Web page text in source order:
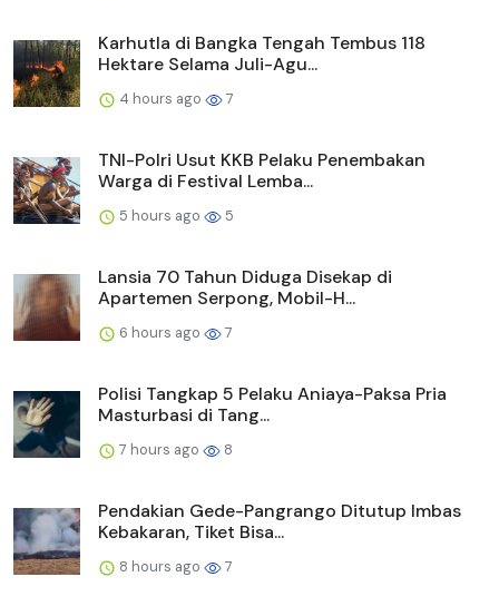
Karhutla di Bangka Tengah Tembus 118
Hektare Selama Juli-Agu...
4 hours ago 7
TNI-Polri Usut KKB Pelaku Penembakan
Warga di Festival Lemba...
5 hours ago 5
Lansia 70 Tahun Diduga Disekap di
Apartemen Serpong, Mobil-H...
6 hours ago 7
Polisi Tangkap 5 Pelaku Aniaya-Paksa Pria
Masturbasi di Tang...
7 hours ago 8
Pendakian Gede-Pangrango Ditutup Imbas
Kebakaran, Tiket Bisa...
8 hours ago 7